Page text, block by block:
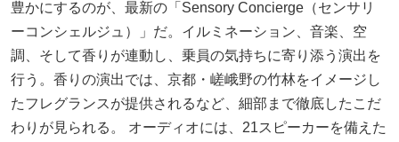
豊かにするのが、最新の「Sensory Concierge（センサリ
ーコンシェルジュ）」だ。イルミネーション、音楽、空
調、そして香りが連動し、乗員の気持ちに寄り添う演出を
行う。香りの演出では、京都・嵯峨野の竹林をイメージし
たフレグランスが提供されるなど、細部まで徹底したこだ
わりが見られる。 オーディオには、21スピーカーを備えた